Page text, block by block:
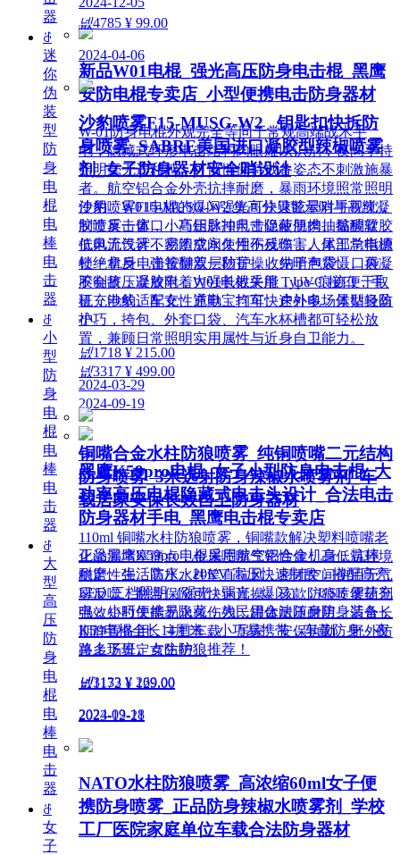
新品W01电棍_强光高压防身电击棍_黑鹰
安防电棍专卖店_小型便携电击防身器材
W-01防身电棍外观完全等同于常规高端战术手
电，隐藏式环形电击结构肉眼难以识别，夜间手持
照明毫无违和感，可悄悄保持戒备姿态不刺激施暴
者。航空铝合金外壳抗摔耐磨，暴雨环境照常照明
使用。W01电棍的爆闪强光可快速眩晕对手视觉，
制造反击窗口；高压脉冲电击促使肌肉抽搐酸软，
低电流设计不易造成永久性伤残伤害。尾部总电源
锁 + 机身电击按键双层防护，收纳于包袋、口袋
不会挤压误放电；W01电棍采用 Type-C 接口，手
机充电线、车充、充电宝均可快速补电。体型轻盈
小巧，挎包、外套口袋、汽车水杯槽都可轻松放
置，兼顾日常照明实用属性与近身自卫能力。
넶3317 ¥ 499.00
2024-09-19
黑鹰K59pro电棍_女子小型防身电击棍_大
功率高压电棍隐藏式电击头设计_合法电击
防身器材手电_黑鹰电击棍专卖店
正品黑鹰K59pro电棍采用航空铝合金机身，抗摔
耐磨、生活防水。20KV 高压快速制敌，搭配高亮
LED 三档照明（强光 / 弱光 / 爆闪），USB 便捷充
电，小巧便携易隐藏，为民用合法随身防身装备，
K59电棍全长14厘米，小巧易携带，车载防身、夜
路上下班、女生防狼推荐！
넶3133 ¥ 269.00
2024-09-18
넶4785 ¥ 99.00
2024-04-06
沙豹喷雾F15-MUSG-W2 _钥匙扣快拆防
身喷雾_SABRE美国进口凝胶型辣椒喷雾
剂_女子防身器材安全哨设计
沙豹喷雾F15-MUSG-W2 集高分贝警示哨与高辣凝
胶喷雾一体，小巧钥匙扣尺寸隐蔽便携。黏稠凝胶
抗风无气雾，密闭空间使用不反噬；人体工学指槽
杜绝拿反，弹簧翻盖一秒盲操。先哨声震慑、再凝
胶制敌，凝胶附着力强长效失能，UV 痕迹便于取
证，沙豹适配女性通勤、打车、户外多场景贴身防
护。
넶1718 ¥ 215.00
2024-03-29
铜嘴合金水柱防狼喷雾_纯铜喷嘴二元结构
防身喷雾_3米远射防身辣椒水喷雾剂_车
载居家安保长效自卫防身器材
110ml 铜嘴水柱防狼喷雾，铜嘴款解决塑料喷嘴老
化渗漏堵塞痛点，金属喷嘴气密性佳，高低温环境
稳定性强。高压水柱笔直抗风，密闭空间使用无气
雾反噬，翻盖保险可快速盲操。该款防狼喷雾药剂
强效短时失能无永久伤残，罐体耐压耐用，适合长
期静置备用，主打车载、居家、安保执勤、野外防
兽多场景定点防护。
넶1172 ¥ 129.00
2023-12-21
NATO水柱防狼喷雾_高浓缩60ml女子便
携防身喷雾_正品防身辣椒水喷雾剂_学校
工厂医院家庭单位车载合法防身器材
器
ꁕ
迷
你
伪
装
型
防
身
电
棍
电
棒
电
击
器
ꁕ
小
型
防
身
电
棍
电
棒
电
击
器
ꁕ
大
型
高
压
防
身
电
棍
电
棒
电
击
器
ꁕ
女
子